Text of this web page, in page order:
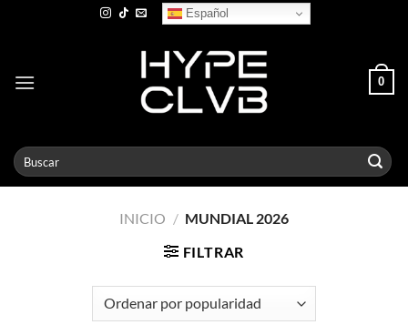
Español
0
Buscar
por:
INICIO / MUNDIAL 2026
FILTRAR